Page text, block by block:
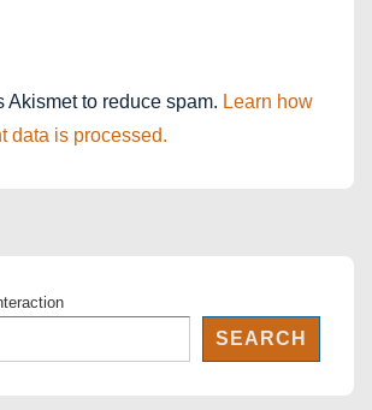
Akismet to reduce spam. Learn how
data is processed.
SEARCH